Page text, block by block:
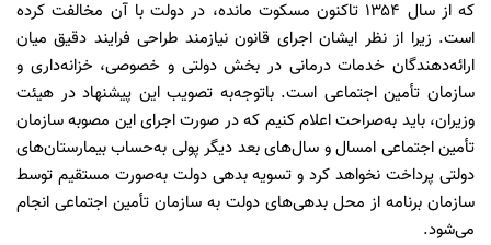
که از سال ۱۳۵۴ تاکنون مسکوت مانده، در دولت با آن مخالفت کرده
است. زیرا از نظر ایشان اجرای قانون نیازمند طراحی فرایند دقیق میان
ارائه‌دهندگان خدمات درمانی در بخش دولتی و خصوصی، خزانه‌داری و
سازمان تأمین اجتماعی است. باتوجه‌به تصویب این پیشنهاد در هیئت
وزیران، باید به‌صراحت اعلام کنیم که در صورت اجرای این مصوبه سازمان
تأمین اجتماعی امسال و سال‌های بعد دیگر پولی به‌حساب بیمارستان‌های
دولتی پرداخت نخواهد کرد و تسویه بدهی دولت به‌صورت مستقیم توسط
سازمان برنامه از محل بدهی‌های دولت به سازمان تأمین اجتماعی انجام
می‌شود.